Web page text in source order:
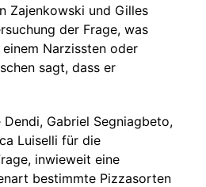
Zajenkowski und Gilles
der Frage, was
Narzissten oder
sagt, dass er
Dendi, Gabriel Segniagbeto,
Luiselli für die
inwieweit eine
bestimmte Pizzasorten